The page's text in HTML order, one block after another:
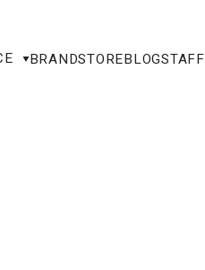
BRANDSTOREBLOGSTAFF